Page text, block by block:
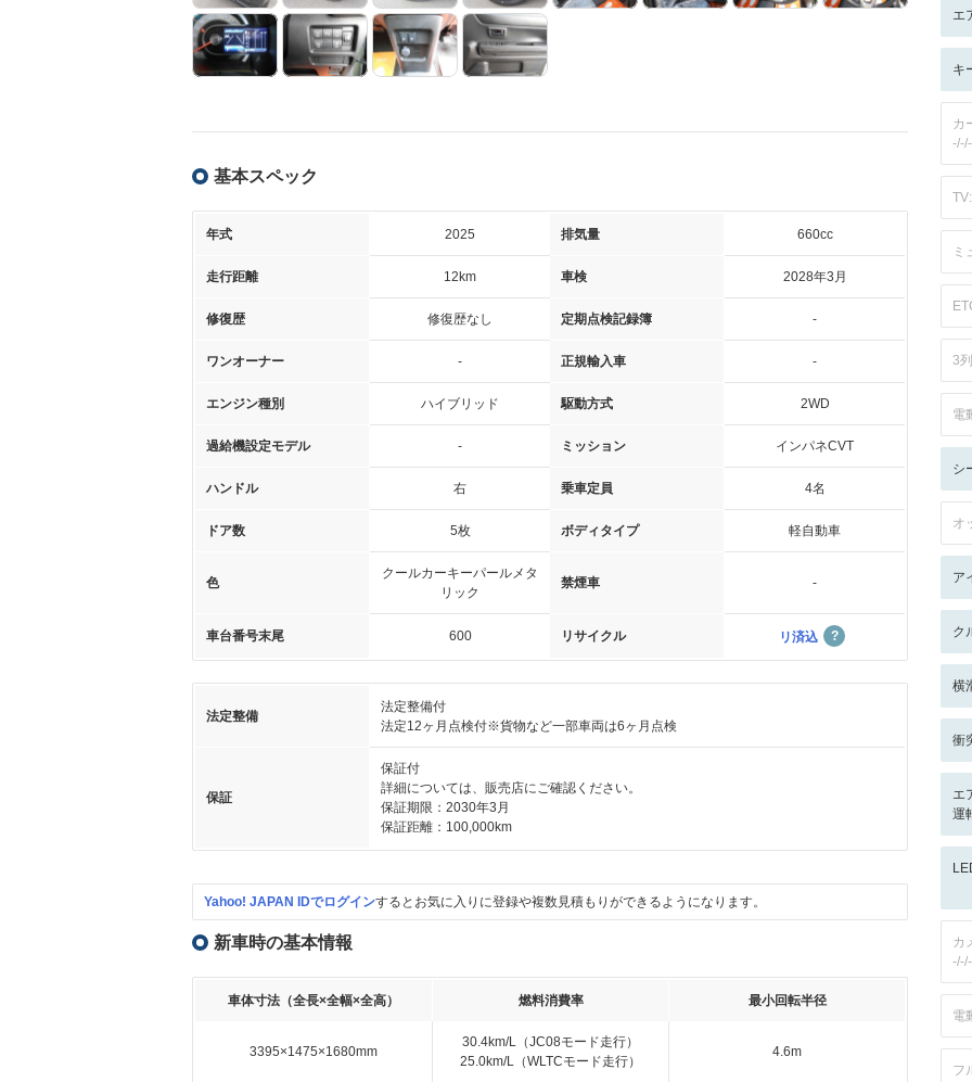
基本スペック
年式 2025 排気量 660cc
走行距離 12km 車検 2028年3月
修復歴 修復歴なし 定期点検記録簿 -
ワンオーナー - 正規輸入車 -
エンジン種別 ハイブリッド 駆動方式 2WD
過給機設定モデル - ミッション インパネCVT
ハンドル 右 乗車定員 4名
ドア数 5枚 ボディタイプ 軽自動車
色
クールカーキーパールメタ
リック
禁煙車 -
車台番号末尾 600 リサイクル リ済込
法定整備
法定整備付
法定12ヶ月点検付※貨物など一部車両は6ヶ月点検
保証
保証付
詳細については、販売店にご確認ください。
保証期限：2030年3月
保証距離：100,000km
Yahoo! JAPAN IDでログインするとお気に入りに登録や複数見積もりができるようになります。
新車時の基本情報
車体寸法（全長×全幅×全高） 燃料消費率 最小回転半径
3395×1475×1680mm
30.4km/L（JC08モード走行）
25.0km/L（WLTCモード走行）
4.6m
エ
キ
カ
ミ
3
電
シ
オ
ア
ク
横
衝
エ
運
カ
電
フ